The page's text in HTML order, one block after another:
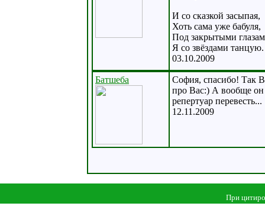
И со сказкой засыпая,
Хоть сама уже бабуля,
Под закрытыми
Я со звёздами танцую.
03.10.2009
Батшеба
София, спасибо! Так
про Вас:) А вообще
репертуар перевесть...
12.11.2009
При